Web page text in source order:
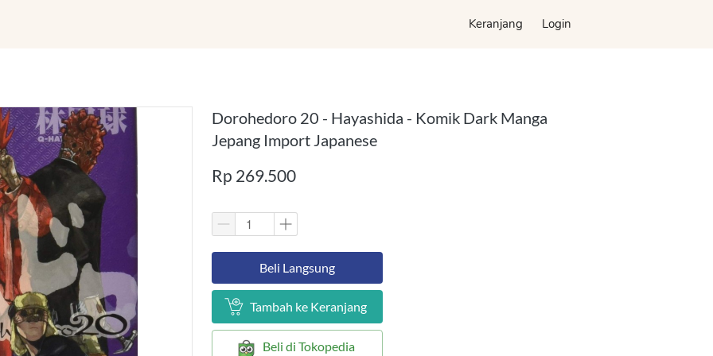
Keranjang Login
Keranjang Login
Dorohedoro 20 - Hayashida - Komik Dark Manga
Jepang Import Japanese
Rp 269.500
`Beli Langsung
` Tambah ke Keranjang
` Beli di Tokopedia